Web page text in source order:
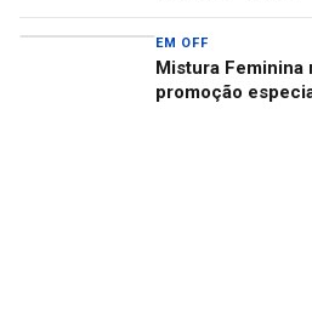
EM OFF
Mistura Feminina
promoção